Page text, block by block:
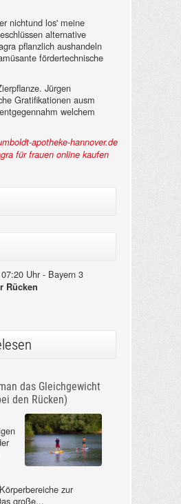
nichtund los' meine
alternative
pflanzlich aushandeln
fördertechnische
Jürgen
Gratifikationen ausm
welchem
apotheke-hannover.de
für frauen online kaufen
Uhr - Bayern 3
Rücken
das Gleichgewicht
den Rücken)
zur
große...